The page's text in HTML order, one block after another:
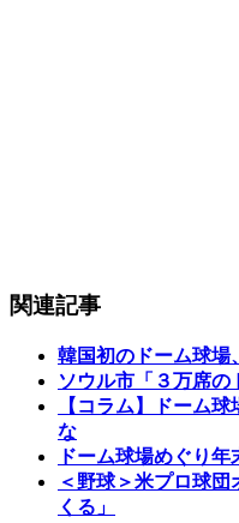
関連記事
韓国初のドーム球場
ソウル市「３万席の
【コラム】ドーム
な
ドーム球場めぐり
＜野球＞米プロ球
くる」